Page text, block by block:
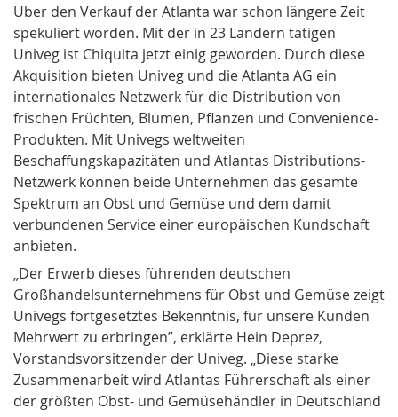
Über den Verkauf der Atlanta war schon längere Zeit
spekuliert worden. Mit der in 23 Ländern tätigen
Univeg ist Chiquita jetzt einig geworden. Durch diese
Akquisition bieten Univeg und die Atlanta AG ein
internationales Netzwerk für die Distribution von
frischen Früchten, Blumen, Pflanzen und Convenience-
Produkten. Mit Univegs weltweiten
Beschaffungskapazitäten und Atlantas Distributions-
Netzwerk können beide Unternehmen das gesamte
Spektrum an Obst und Gemüse und dem damit
verbundenen Service einer europäischen Kundschaft
anbieten.
„Der Erwerb dieses führenden deutschen
Großhandelsunternehmens für Obst und Gemüse zeigt
Univegs fortgesetztes Bekenntnis, für unsere Kunden
Mehrwert zu erbringen”, erklärte Hein Deprez,
Vorstandsvorsitzender der Univeg. „Diese starke
Zusammenarbeit wird Atlantas Führerschaft als einer
der größten Obst- und Gemüsehändler in Deutschland